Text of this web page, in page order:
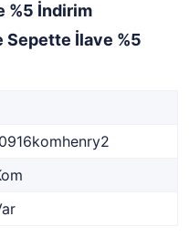
%5 İndirim
Sepette İlave %5